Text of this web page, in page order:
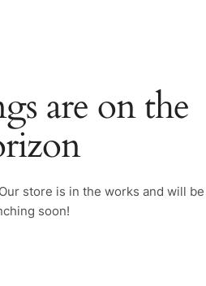
are on the
store is in the works and will be
soon!